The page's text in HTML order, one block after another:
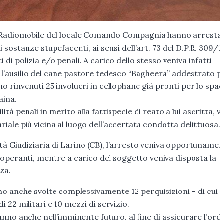
del locale Comando Compagnia hanno
stupefacenti, ai sensi dell’art. 73 del D.P.R. 309/
polizia e/o penali. A carico dello stesso veniva infatti
del cane pastore tedesco “Bagheera” addestrato
rinvenuti 25 involucri in cellophane già pronti per lo
penali in merito alla fattispecie di reato a lui ascritta,
più vicina al luogo dell’accertata condotta delittuosa.
Giudiziaria di Larino (CB), l’arresto veniva
mentre a carico del soggetto veniva disposta la
anche svolte complessivamente 12 perquisizioni – di cui
22 militari e 10 mezzi di servizio.
anche nell’imminente futuro, al fine di assicurare